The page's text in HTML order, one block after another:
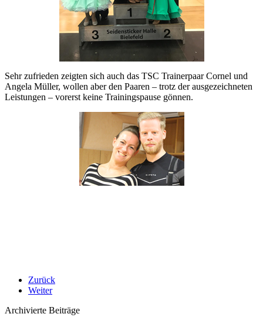
Sehr zufrieden zeigten sich auch das TSC Trainerpaar Cornel und
Angela Müller, wollen aber den Paaren – trotz der ausgezeichneten
Leistungen – vorerst keine Trainingspause gönnen.
Zurück
Weiter
Archivierte Beiträge